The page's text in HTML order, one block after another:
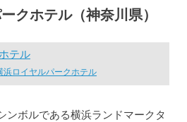
クホテル（神奈川県）
浜ロイヤルパークホテル
ンボルである横浜ランドマークタ